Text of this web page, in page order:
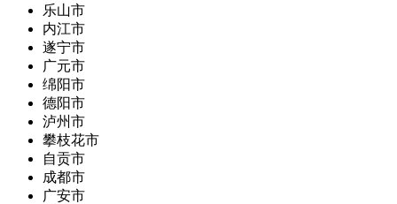
乐山市
内江市
遂宁市
广元市
绵阳市
德阳市
泸州市
攀枝花市
自贡市
成都市
广安市